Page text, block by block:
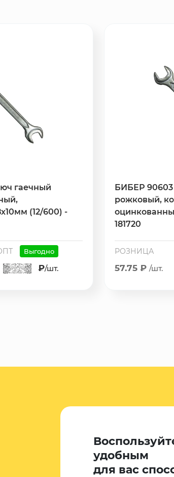
гаечный
(12/600) -
Выгодно
₽/шт.
БИБЕР
рожковый,
181720
РОЗНИЦА
57.75 ₽ /шт.
удобным
для вас